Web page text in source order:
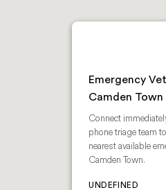
Emergency
Camden Town
Connect
phone triage team
nearest available
Camden Town.
UNDEFINED